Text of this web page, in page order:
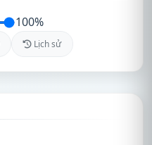
100%
Lịch sử